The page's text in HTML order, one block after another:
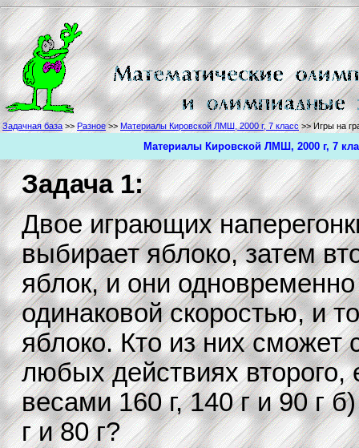
Задачная база>> Разное>> Материалы Кировской ЛМШ, 2000 г, 7 класс>> Игры на
Материалы Кировской ЛМШ, 2000 г, 7
Задача 1:
Двое играющих
выбирает яблоко, затем
яблок, и они
одинаковой скоростью, и
яблоко. Кто из них сможет
любых действиях второго,
весами 160 г, 140 г и 90 г
г и 80 г?